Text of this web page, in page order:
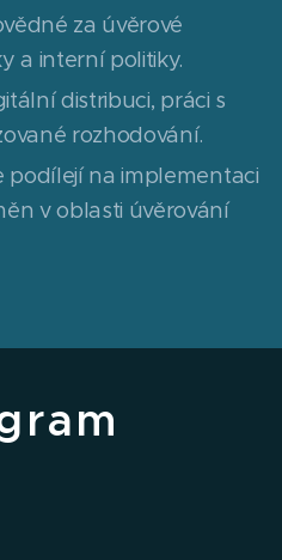
za úvěrové
a interní politiky.
distribuci, práci s
rozhodování.
podílejí na implementaci
v oblasti úvěrování